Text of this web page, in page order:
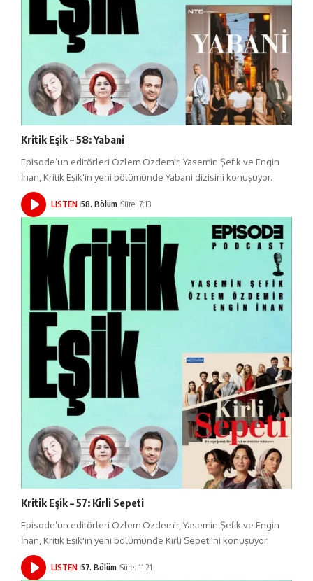
Kritik Eşik – 58: Yabani
Episode’un editörleri Özlem Özdemir, Yasemin Şefik ve Engin
İnan, Kritik Eşik'in yeni bölümünde Yabani dizisini konuşuyor.
LISTEN 58. Bölüm Süre: 7:13
Kritik Eşik – 57: Kirli Sepeti
Episode’un editörleri Özlem Özdemir, Yasemin Şefik ve Engin
İnan, Kritik Eşik'in yeni bölümünde Kirli Sepeti'ni konuşuyor.
LISTEN 57. Bölüm Süre: 11:21